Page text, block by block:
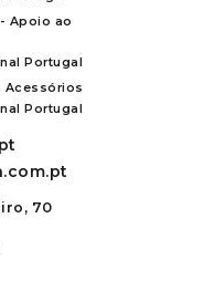
- Apoio ao
Portugal
Acessórios
Portugal
70